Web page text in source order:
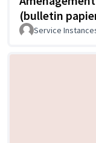
(bulletin
Service